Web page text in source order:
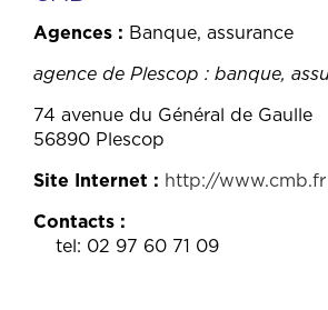
Agences
Banque, assurance
agence de Plescop : banque,
74 avenue du Général de Gaulle
56890 Plescop
Site Internet
http://www.cmb.fr
Contacts
tel: 02 97 60 71 09